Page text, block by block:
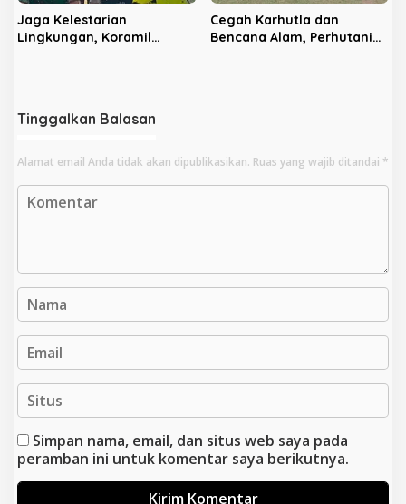
Jaga Kelestarian
Lingkungan, Koramil
Cegah Karhutla dan
Bencana Alam, Perhutani
Tinggalkan Balasan
Alamat email Anda tidak akan dipublikasikan. Ruas yang wajib ditandai *
Simpan nama, email, dan situs web saya pada
peramban ini untuk komentar saya berikutnya.